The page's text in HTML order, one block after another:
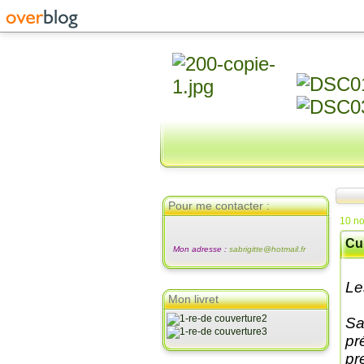
Pour me contacter :
Mon adresse : sabrigitte@hotmail.fr
Mon livret
10